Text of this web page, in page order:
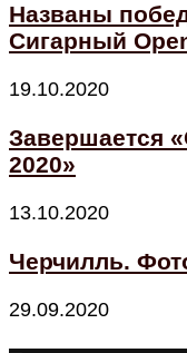
Названы
Сигарный
19.10.2020
Завершается
2020»
13.10.2020
Черчилль.
29.09.2020